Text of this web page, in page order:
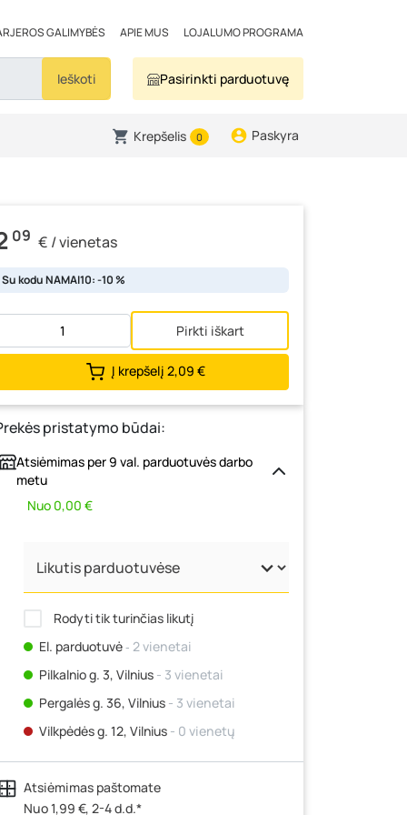
GALIMYBĖS APIE MUS LOJALUMO PROGRAMA
Ieškoti Pasirinkti parduotuvę
Krepšelis 0 Paskyra
09 € / vienetas
Su kodu NAMAI10: -10 %
Pirkti iškart
Į krepšelį 2,09 €
pristatymo būdai:
Atsiėmimas per 9 val. parduotuvės darbo
metu
Nuo 0,00 €
Rodyti tik turinčias likutį
El. parduotuvė‐ 2 vienetai
Pilkalnio g. 3, Vilnius - 3 vienetai
Pergalės g. 36, Vilnius - 3 vienetai
Vilkpėdės g. 12, Vilnius - 0 vienetų
Ateities g. 15, Vilnius- 4 vienetai
Kauno r., Narsiečių k., Vytauto g. 183,
Kaunas - 2 vienetai
Atsiėmimas paštomate
Nuo 1,99 €, 2-4 d.d.*